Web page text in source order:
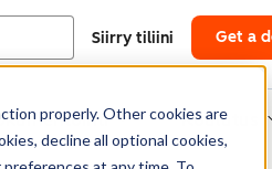
properly. Other cookies are
decline all optional cookies,
Siirry tiliini Get a
Koulutus